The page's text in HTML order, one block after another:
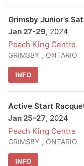
Grimsby Junior's
Jan 27-29, 2024
Peach King Centre
GRIMSBY , ONTARIO
INFO
Active Start
Jan 25-27, 2024
Peach King Centre
GRIMSBY , ONTARIO
INFO